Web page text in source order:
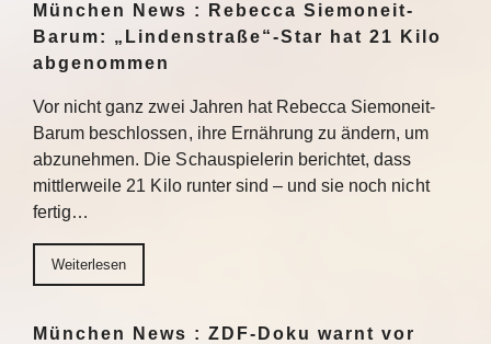
München News : Rebecca Siemoneit-
Barum: „Lindenstraße“-Star hat 21 Kilo
abgenommen
Vor nicht ganz zwei Jahren hat Rebecca Siemoneit-
Barum beschlossen, ihre Ernährung zu ändern, um
abzunehmen. Die Schauspielerin berichtet, dass
mittlerweile 21 Kilo runter sind – und sie noch nicht
fertig…
Weiterlesen
München News : ZDF-Doku warnt vor